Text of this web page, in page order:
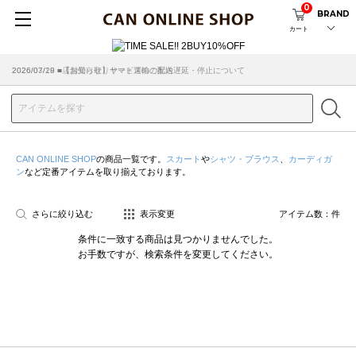
カート
0
BRAND
2026/07/29 ■【お知らせ】ヤマト運輸の配送遅延・停止について
2026/03/18 ■店舗受け取りサービスのご案内
CAN ONLINE SHOPの商品一覧です。 スカート やシャツ・ブラウス
カーディガ
ンなど定番アイテムを取り揃えております。
さらに絞り込む 表示変更 アイテム数： 件
条件に一致する商品は見つかりませんでした。
お手数ですが、検索条件を変更してください。